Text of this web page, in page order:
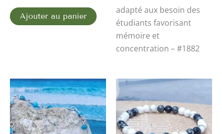
Ajouter au panier
adapté aux besoin des
étudiants favorisant
mémoire et
concentration – #1882